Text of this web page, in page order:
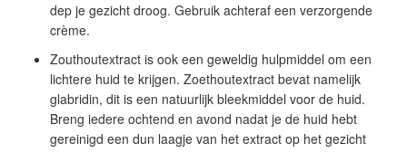
dep je gezicht droog. Gebruik achteraf een verzorgende
crème.
Zouthoutextract is ook een geweldig hulpmiddel om een
lichtere huid te krijgen. Zoethoutextract bevat namelijk
glabridin, dit is een natuurlijk bleekmiddel voor de huid.
Breng iedere ochtend en avond nadat je de huid hebt
gereinigd een dun laagje van het extract op het gezicht